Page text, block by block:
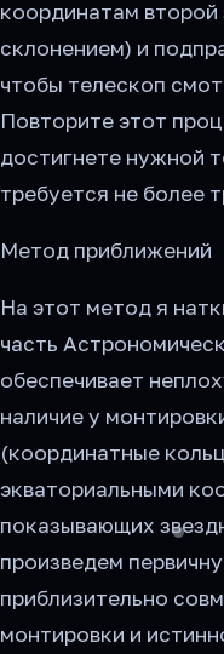
координатам
склонением) и
чтобы телескоп
Повторите этот
достигнете нужной
требуется не более
Метод приближений
На этот метод я
часть
обеспечивает
наличие у
(координатные
экваториальными
показывающих
произведем
приблизительно
монтировки и